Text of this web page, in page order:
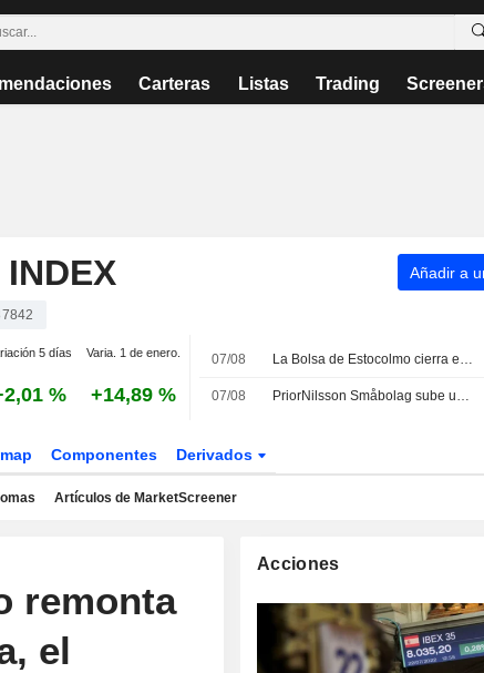
Carteras Listas Trading
Añadir a
5 días Varia. 1 de enero.
% +14,89 %
07/08 La Bolsa de Estocolmo cierra el viernes en rojo a pesar del impulso de Lundin Gold tras sus resultados
07/08 PriorNilsson Småbolag sube un 1,23% en julio: incrementa sus posiciones en Bure, AQ Group y Altra Fastigheter
Componentes Derivados
Artículos de MarketScreener
remonta
el
Acciones